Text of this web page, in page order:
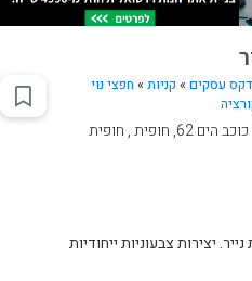
עסקים » קניות» חפצי נוי
כוכב הים 62, חופית , חופית
יצירות צבעוניות ייחודיות